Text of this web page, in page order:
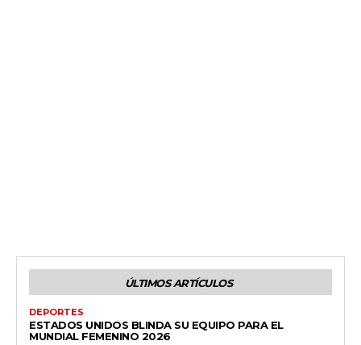
ÚLTIMOS ARTÍCULOS
DEPORTES
ESTADOS UNIDOS BLINDA SU EQUIPO PARA EL
MUNDIAL FEMENINO 2026